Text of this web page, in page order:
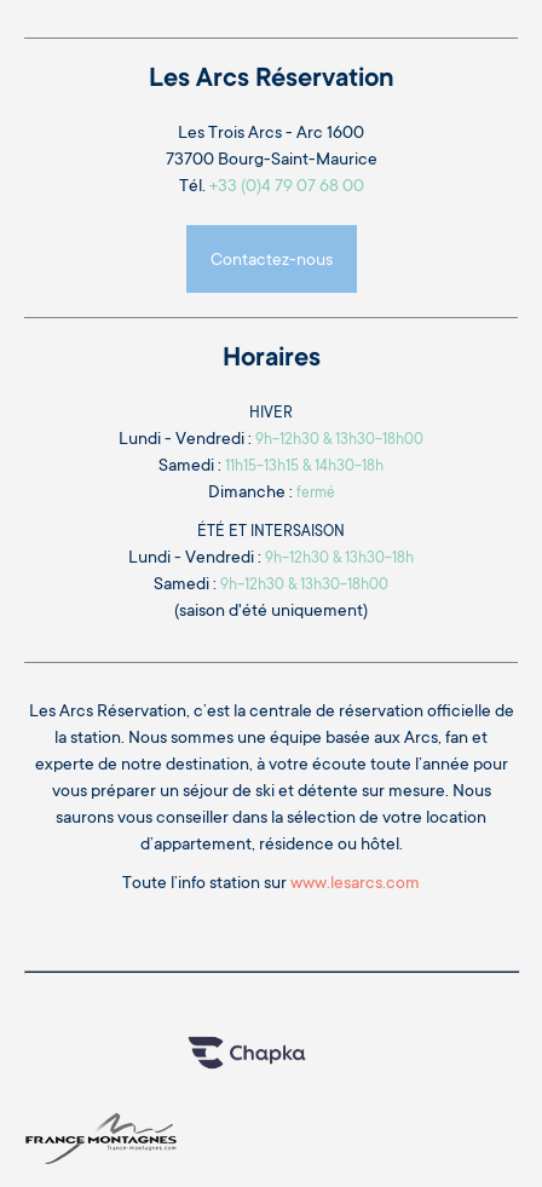
Les Arcs Réservation
Les Trois Arcs - Arc 1600
73700 Bourg-Saint-Maurice
Tél. +33 (0)4 79 07 68 00
Contactez-nous
Horaires
HIVER
Lundi - Vendredi : 9h-12h30 & 13h30-18h00
Samedi : 11h15-13h15 & 14h30-18h
Dimanche : fermé
ÉTÉ ET INTERSAISON
Lundi - Vendredi : 9h-12h30 & 13h30-18h
Samedi : 9h-12h30 & 13h30-18h00
(saison d'été uniquement)
Les Arcs Réservation, c’est la centrale de réservation officielle de
la station. Nous sommes une équipe basée aux Arcs, fan et
experte de notre destination, à votre écoute toute l’année pour
vous préparer un séjour de ski et détente sur mesure. Nous
saurons vous conseiller dans la sélection de votre location
d’appartement, résidence ou hôtel.
Toute l’info station surwww.lesarcs.com